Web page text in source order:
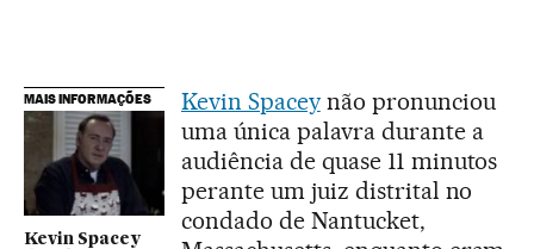
MAIS INFORMAÇÕES
Kevin Spacey
Kevin Spaceynão pronunciou
uma única palavra durante a
audiência de quase 11 minutos
perante um juiz distrital no
condado de Nantucket,